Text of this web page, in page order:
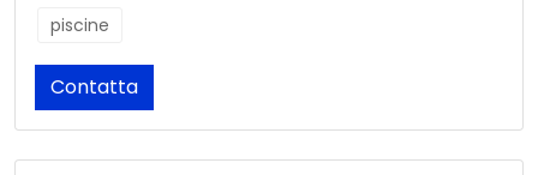
piscine
Contatta